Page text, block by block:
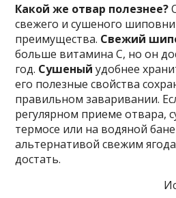
Какой же отвар полезнее?
свежего и сушеного
преимущества. Свежий
больше витамина C, но он
год. Сушеныйудобнее
его полезные свойства
правильном заваривании.
регулярном приеме отвара,
термосе или на водяной
альтернативой свежим
достать.